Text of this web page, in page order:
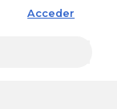
Acceder